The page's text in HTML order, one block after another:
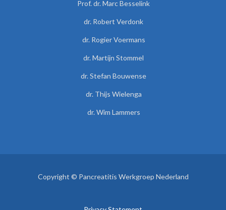
Prof. dr. Marc Besselink
dr. Robert Verdonk
dr. Rogier Voermans
dr. Martijn Stommel
dr. Stefan Bouwense
dr. Thijs Wielenga
dr. Wim Lammers
Copyright © Pancreatitis Werkgroep Nederland